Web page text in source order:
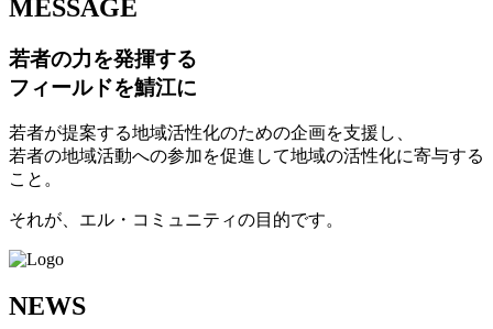
MESSAGE
若者の力を発揮する
フィールドを鯖江に
若者が提案する地域活性化のための企画を支援し、
若者の地域活動への参加を促進して地域の活性化に寄与する
こと。
それが、エル・コミュニティの目的です。
NEWS